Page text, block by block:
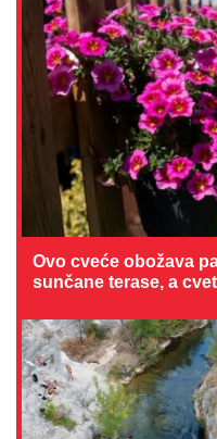
Ovo cveće obožava
sunčane terase, a